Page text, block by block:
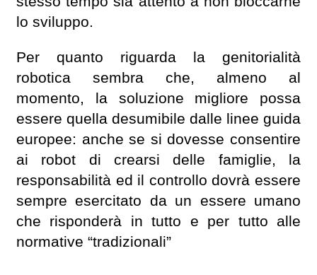
lo sviluppo.
Per quanto riguarda la genitorialità
robotica sembra che, almeno al
momento, la soluzione migliore possa
essere quella desumibile dalle linee guida
europee: anche se si dovesse consentire
ai robot di crearsi delle famiglie, la
responsabilità ed il controllo dovrà essere
sempre esercitato da un essere umano
che risponderà in tutto e per tutto alle
normative “tradizionali”